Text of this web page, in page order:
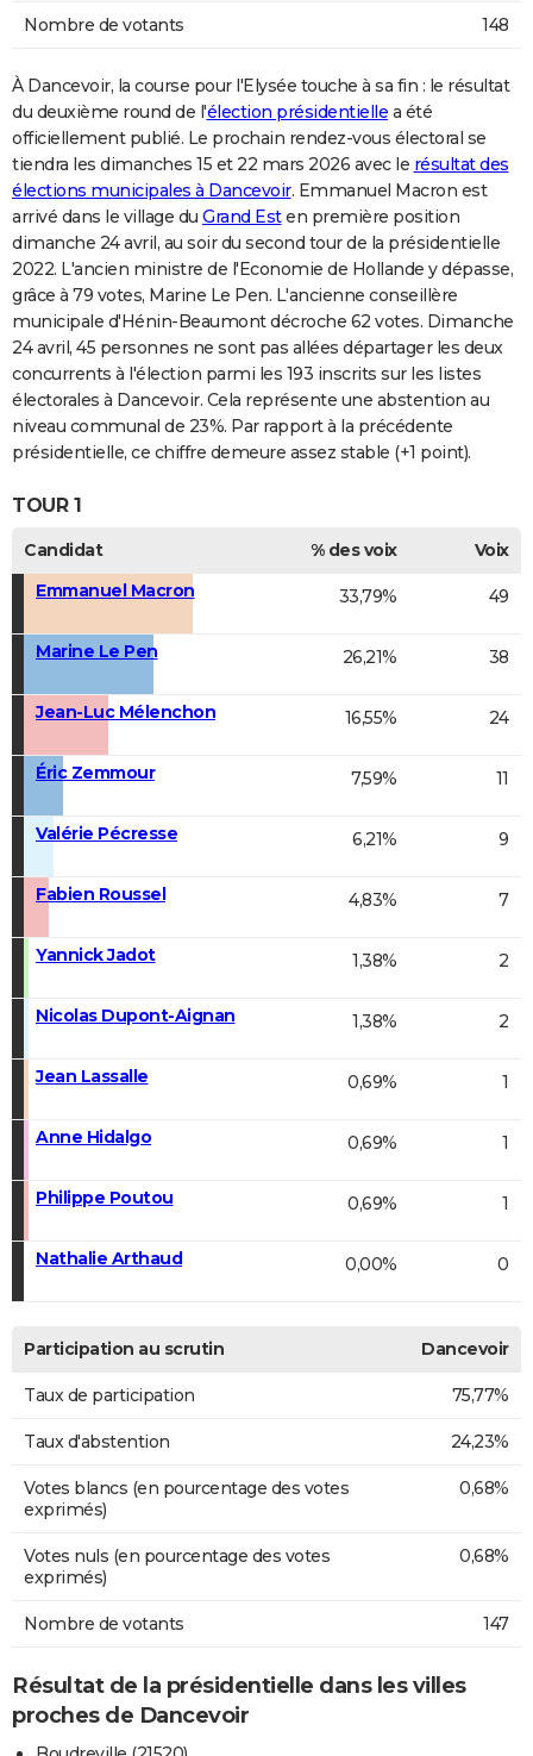
Nombre de votants 148
À Dancevoir, la course pour l'Elysée touche à sa fin : le résultat
du deuxième round de l'élection présidentielle a été
officiellement publié. Le prochain rendez-vous électoral se
tiendra les dimanches 15 et 22 mars 2026 avec le résultat des
élections municipales à Dancevoir. Emmanuel Macron est
arrivé dans le village du Grand Esten première position
dimanche 24 avril, au soir du second tour de la présidentielle
2022. L'ancien ministre de l'Economie de Hollande y dépasse,
grâce à 79 votes, Marine Le Pen. L'ancienne conseillère
municipale d'Hénin-Beaumont décroche 62 votes. Dimanche
24 avril, 45 personnes ne sont pas allées départager les deux
concurrents à l'élection parmi les 193 inscrits sur les listes
électorales à Dancevoir. Cela représente une abstention au
niveau communal de 23%. Par rapport à la précédente
présidentielle, ce chiffre demeure assez stable (+1 point).
TOUR 1
Candidat % des voix
Voix
Emmanuel Macron
33,79% 49
Marine Le Pen 26,21% 38
Jean-Luc Mélenchon 16,55% 24
Éric Zemmour 7,59% 11
Valérie Pécresse 6,21% 9
Fabien Roussel 4,83% 7
Yannick Jadot 1,38% 2
Nicolas Dupont-Aignan 1,38% 2
Jean Lassalle 0,69% 1
Anne Hidalgo 0,69% 1
Philippe Poutou 0,69% 1
Nathalie Arthaud 0,00% 0
Participation au scrutin Dancevoir
Taux de participation 75,77%
Taux d'abstention 24,23%
Votes blancs (en pourcentage des votes
exprimés)
0,68%
Votes nuls (en pourcentage des votes
exprimés)
0,68%
Nombre de votants 147
Résultat de la présidentielle dans les villes
proches de Dancevoir